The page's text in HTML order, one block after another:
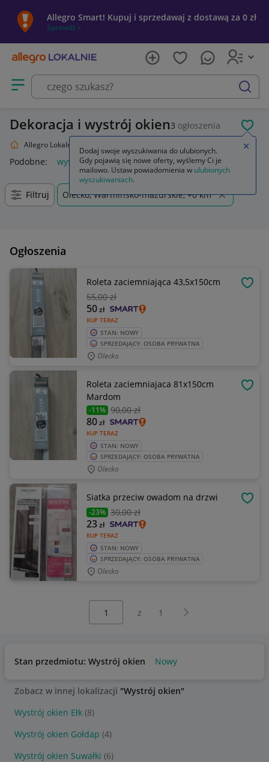
Allegro Smart! Kupuj i sprzedawaj z dostawą za 0 zł
Sprawdź »
Otwórz menu z kategoriami
szukaj
Dekoracja i wystrój okien3 ogłoszenia
Allegro Lokalnie
Podobne: wystrój okien lart wystrój okien
Filtruj Olecko, Warmińsko-mazurskie, +0 km
Ogłoszenia
Roleta zaciemniająca 43,5x150cm
55,00 zł
KUP TERAZ
50zł
STAN: NOWY
SPRZEDAJĄCY: OSOBA PRYWATNA
Olecko
Roleta zaciemniajaca 81x150cm
Mardom
-11% 90,00 zł
KUP TERAZ
80zł
STAN: NOWY
SPRZEDAJĄCY: OSOBA PRYWATNA
Olecko
Siatka przeciw owadom na drzwi
-23% 30,00 zł
KUP TERAZ
23zł
STAN: NOWY
SPRZEDAJĄCY: OSOBA PRYWATNA
Olecko
z 1 Następna strona
Stan przedmiotu: Wystrój okien Nowy
Zobacz w innej lokalizacji "Wystrój okien"
Wystrój okien Ełk (8)
Wystrój okien Gołdap (4)
Wystrój okien Suwałki (6)
Dodaj swoje wyszukiwania do ulubionych.
Gdy pojawią się nowe oferty, wyślemy Ci je
mailowo. Ustaw powiadomienia w ulubionych
wyszukiwaniach.